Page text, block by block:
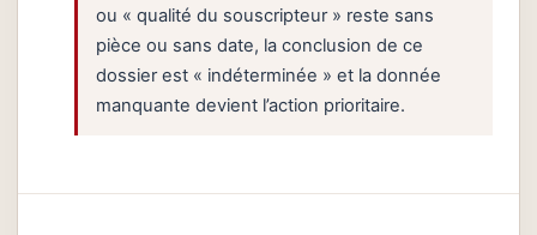
ou « qualité du souscripteur » reste sans
pièce ou sans date, la conclusion de ce
dossier est « indéterminée » et la donnée
manquante devient l’action prioritaire.